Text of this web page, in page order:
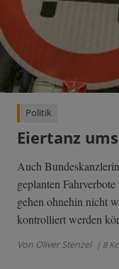
Politik
Eiertanz
Auch
geplanten
gehen ohnehin nicht
kontrolliert werden
Von Oliver Stenzel | 8